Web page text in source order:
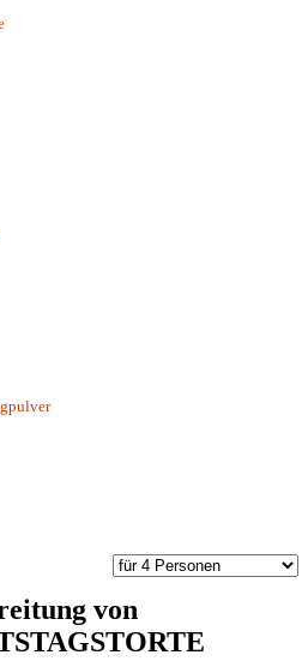
von